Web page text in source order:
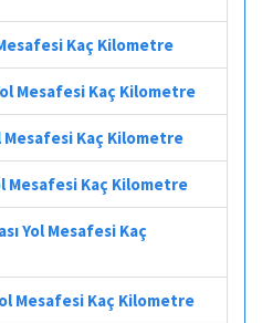
Kaç Kilometre
Mesafesi Kaç Kilometre
Mesafesi Kaç Kilometre
Mesafesi Kaç Kilometre
Yol Mesafesi Kaç
Mesafesi Kaç Kilometre